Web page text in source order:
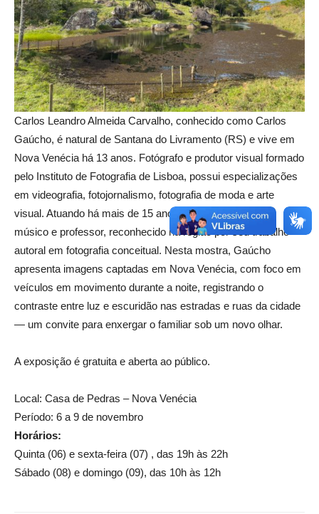
Carlos Leandro Almeida Carvalho, conhecido como Carlos
Gaúcho, é natural de Santana do Livramento (RS) e vive em
Nova Venécia há 13 anos. Fotógrafo e produtor visual formado
pelo Instituto de Fotografia de Lisboa, possui especializações
em videografia, fotojornalismo, fotografia de moda e arte
visual. Atuando há mais de 15 anos na área, também é
músico e professor, reconhecido na região por seu trabalho
autoral em fotografia conceitual. Nesta mostra, Gaúcho
apresenta imagens captadas em Nova Venécia, com foco em
veículos em movimento durante a noite, registrando o
contraste entre luz e escuridão nas estradas e ruas da cidade
— um convite para enxergar o familiar sob um novo olhar.
A exposição é gratuita e aberta ao público.
Local: Casa de Pedras – Nova Venécia
Período: 6 a 9 de novembro
Horários:
Quinta (06) e sexta-feira (07) , das 19h às 22h
Sábado (08) e domingo (09), das 10h às 12h